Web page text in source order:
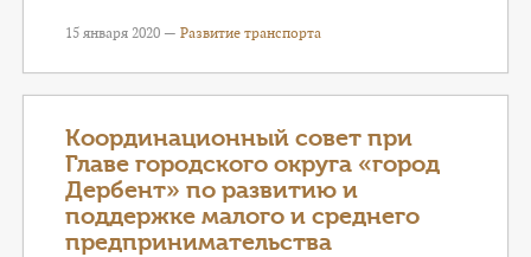
15 января 2020 — Развитие транспорта
Координационный совет при
Главе городского округа «город
Дербент» по развитию и
поддержке малого и среднего
предпринимательства